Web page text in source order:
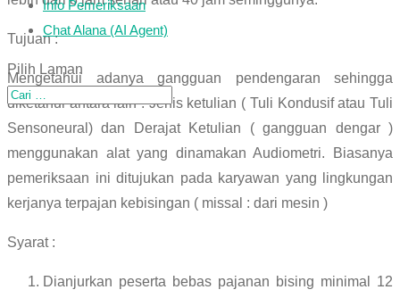
Info Pemeriksaan
Chat Alana (AI Agent)
Pilih Laman
Tujuan :
Mengetahui adanya gangguan pendengaran sehingga
diketahui antara lain : Jenis ketulian ( Tuli Kondusif atau Tuli
Sensoneural) dan Derajat Ketulian ( gangguan dengar )
menggunakan alat yang dinamakan Audiometri. Biasanya
pemeriksaan ini ditujukan pada karyawan yang lingkungan
kerjanya terpajan kebisingan ( missal : dari mesin )
Syarat :
Dianjurkan peserta bebas pajanan bising minimal 12